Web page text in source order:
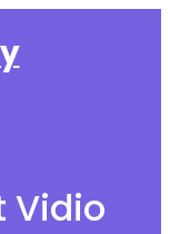
Vidio